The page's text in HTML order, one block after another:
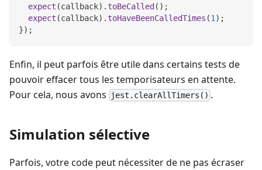
expect (callback) . toBeCalled ( ) ;
expect (callback) . toHaveBeenCalledTimes (1 ) ;
}) ;
Enfin, il peut parfois être utile dans certains tests de
pouvoir effacer tous les temporisateurs en attente.
Pour cela, nous avons
jest.clearAllTimers() .
Simulation sélective
Parfois, votre code peut nécessiter de ne pas écraser